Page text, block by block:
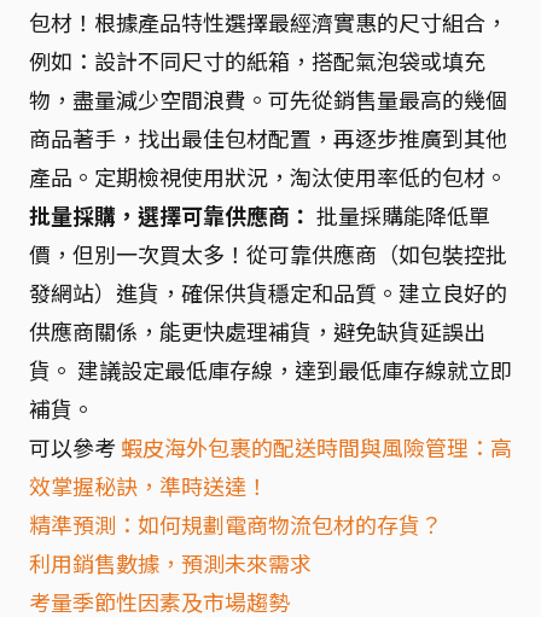
包材！根據產品特性選擇最經濟實惠的尺寸組合，
例如：設計不同尺寸的紙箱，搭配氣泡袋或填充
物，盡量減少空間浪費。可先從銷售量最高的幾個
商品著手，找出最佳包材配置，再逐步推廣到其他
產品。定期檢視使用狀況，淘汰使用率低的包材。
批量採購，選擇可靠供應商： 批量採購能降低單
價，但別一次買太多！從可靠供應商（如包裝控批
發網站）進貨，確保供貨穩定和品質。建立良好的
供應商關係，能更快處理補貨，避免缺貨延誤出
貨。 建議設定最低庫存線，達到最低庫存線就立即
補貨。
可以參考 蝦皮海外包裹的配送時間與風險管理：高
效掌握秘訣，準時送達！
精準預測：如何規劃電商物流包材的存貨？
利用銷售數據，預測未來需求
考量季節性因素及市場趨勢